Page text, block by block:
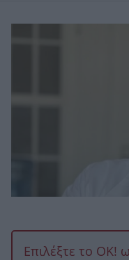
Επιλέξτε το OK!